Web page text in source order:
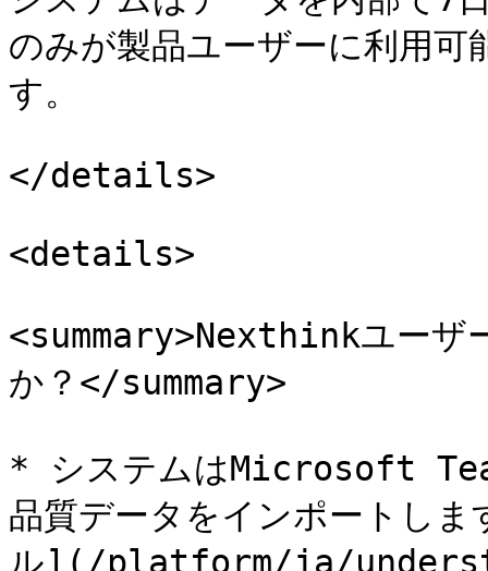
のみが製品ユーザーに利用可
す。
</details>
<details>
<summary>Nexthinkユーザ
か？</summary>
* システムはMicrosoft
品質データをインポートし
ル](/platform/ja/